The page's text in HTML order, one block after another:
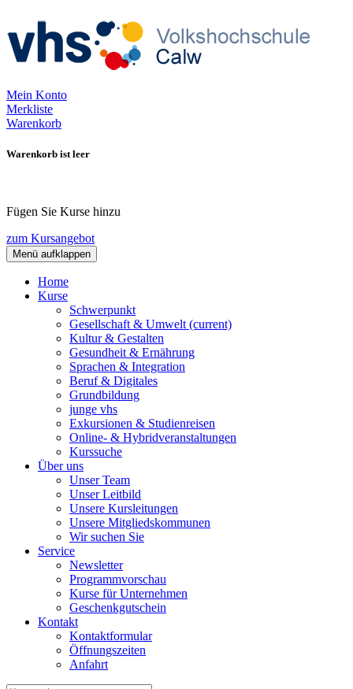
Mein Konto
Merkliste
Warenkorb
Warenkorb ist leer
Fügen Sie Kurse hinzu
zum Kursangebot
Menü aufklappen
Home
Kurse
Schwerpunkt
Gesellschaft & Umwelt (current)
Kultur & Gestalten
Gesundheit & Ernährung
Sprachen & Integration
Beruf & Digitales
Grundbildung
junge vhs
Exkursionen & Studienreisen
Online- & Hybridveranstaltungen
Kurssuche
Über uns
Unser Team
Unser Leitbild
Unsere Kursleitungen
Unsere Mitgliedskommunen
Wir suchen Sie
Service
Newsletter
Programmvorschau
Kurse für Unternehmen
Geschenkgutschein
Kontakt
Kontaktformular
Öffnungszeiten
Anfahrt